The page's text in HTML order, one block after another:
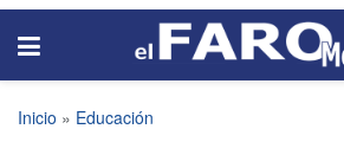
Inicio » Educación